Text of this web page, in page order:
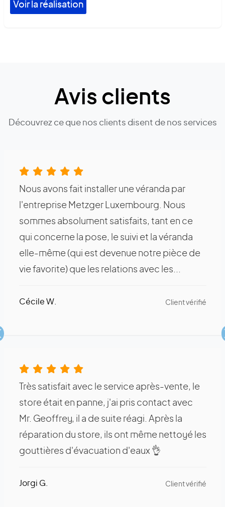
Voir la réalisation
Avis clients
Découvrez ce que nos clients disent de nos services
Nous avons fait installer une véranda par
l'entreprise Metzger Luxembourg. Nous
sommes absolument satisfaits, tant en ce
qui concerne la pose, le suivi et la véranda
elle-même (qui est devenue notre pièce de
vie favorite) que les relations avec les...
Cécile W. Client vérifié
Très satisfait avec le service après-vente, le
store était en panne, j'ai pris contact avec
Mr. Geoffrey, il a de suite réagi. Après la
réparation du store, ils ont même nettoyé les
gouttières d'évacuation d'eaux 👌
Jorgi G. Client vérifié